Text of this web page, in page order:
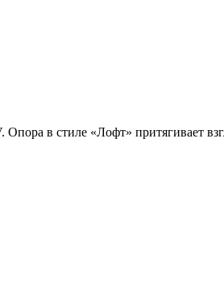
в стиле «Лофт» притягивает